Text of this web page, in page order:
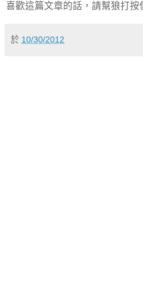
喜歡這篇文章的話，請幫狼打按
於 10/30/2012